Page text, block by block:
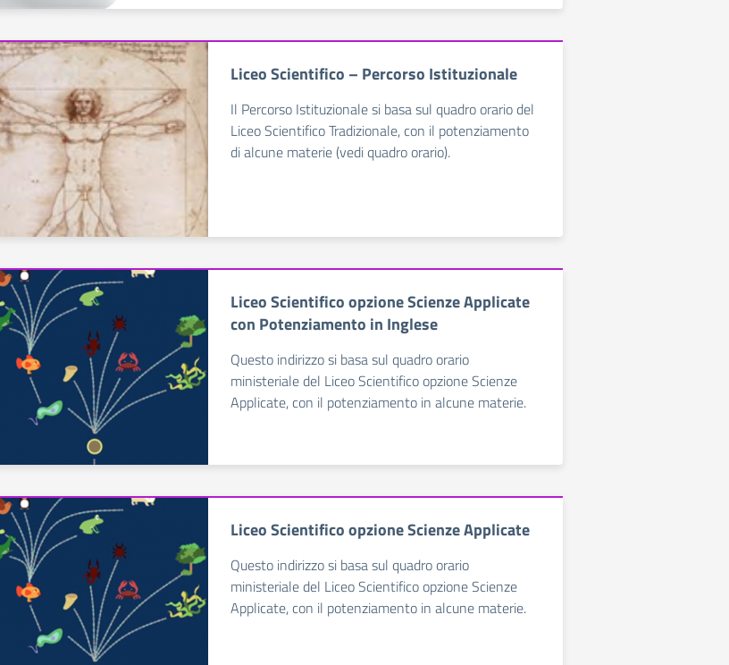
Liceo Scientifico – Percorso Istituzionale
Il Percorso Istituzionale si basa sul quadro orario del
Liceo Scientifico Tradizionale, con il potenziamento
di alcune materie (vedi quadro orario).
Liceo Scientifico opzione Scienze Applicate
con Potenziamento in Inglese
Questo indirizzo si basa sul quadro orario
ministeriale del Liceo Scientifico opzione Scienze
Applicate, con il potenziamento in alcune materie.
Liceo Scientifico opzione Scienze Applicate
Questo indirizzo si basa sul quadro orario
ministeriale del Liceo Scientifico opzione Scienze
Applicate, con il potenziamento in alcune materie.